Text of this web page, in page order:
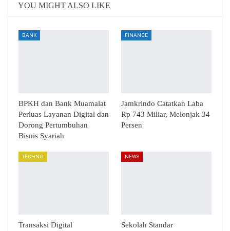
YOU MIGHT ALSO LIKE
BANK
BPKH dan Bank Muamalat
Perluas Layanan Digital dan
Dorong Pertumbuhan
Bisnis Syariah
FINANCE
Jamkrindo Catatkan Laba
Rp 743 Miliar, Melonjak 34
Persen
TECHNO
Transaksi Digital
NEWS
Sekolah Standar